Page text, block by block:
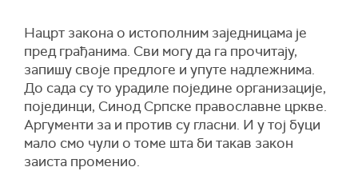
Нацрт закона о истополним заједницама је
пред грађанима. Сви могу да га прочитају,
запишу своје предлоге и упуте надлежнима.
До сада су то урадиле поједине организације,
појединци, Синод Српске православне цркве.
Аргументи за и против су гласни. И у тој буци
мало смо чули о томе шта би такав закон
заиста променио.